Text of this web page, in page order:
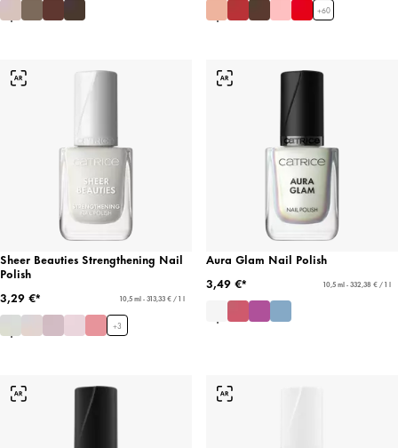
+60
Sheer Beauties Strengthening Nail
Polish
3,29 €*
10,5 ml - 313,33 € / 1 l
+3
Aura Glam Nail Polish
3,49 €*
10,5 ml - 332,38 € / 1 l